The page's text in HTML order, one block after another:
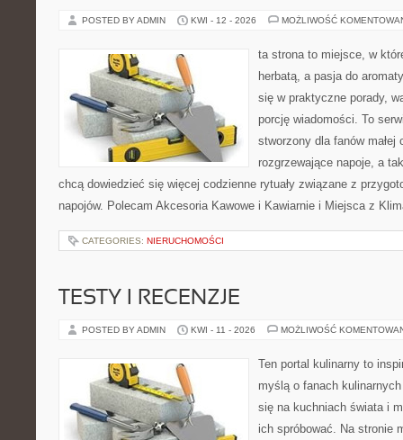
POSTED BY ADMIN KWI - 12 - 2026 MOŻLIWOŚĆ
ta strona to miejsce, w
herbatą, a pasja do
się w praktyczne porady,
porcję wiadomości. To
stworzony dla fanów
rozgrzewające napoje, a
chcą dowiedzieć się więcej codzienne rytuały związane z
napojów. Polecam Akcesoria Kawowe i Kawiarnie i Miejsca z
CATEGORIES: NIERUCHOMOŚCI
TESTY I RECENZJE
POSTED BY ADMIN KWI - 11 - 2026 MOŻLIWOŚĆ
Ten portal kulinarny to
myślą o fanach
się na kuchniach świata i
ich spróbować. Na stronie